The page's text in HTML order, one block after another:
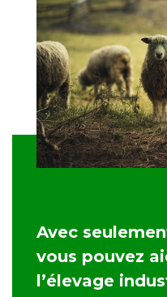
Avec
vous pouvez
l’élevage